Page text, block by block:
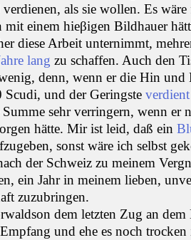
als sie wollen. Es wäre
mit einem hieβigen Bildhauer
diese Arbeit unternimmt,
lang zu schaffen. Auch den
denn, wenn er die Hin und
Scudi, und der Geringste
sehr verringern, wenn er
hätte. Mir ist leid, daß ein
sonst wäre ich selbst
der Schweiz zu meinem
ein Jahr in meinem lieben,
zuzubringen.
dem letzten Zug an
und ehe es noch